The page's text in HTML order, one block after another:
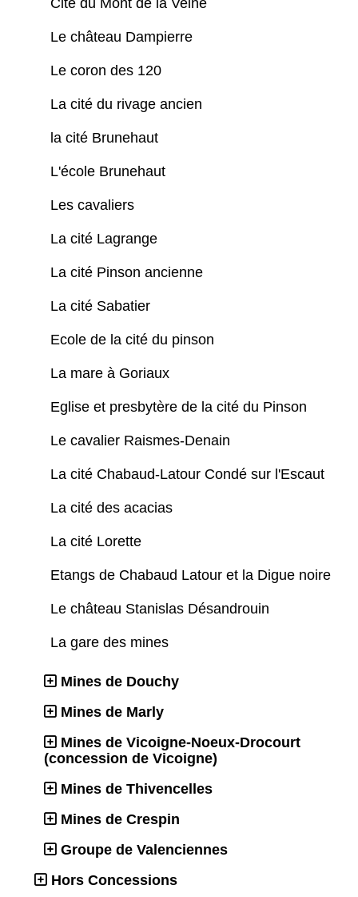
Le château Dampierre
Le coron des 120
La cité du rivage ancien
la cité Brunehaut
L'école Brunehaut
Les cavaliers
La cité Lagrange
La cité Pinson ancienne
La cité Sabatier
Ecole de la cité du pinson
La mare à Goriaux
Eglise et presbytère de la cité du Pinson
Le cavalier Raismes-Denain
La cité Chabaud-Latour Condé sur l'Escaut
La cité des acacias
La cité Lorette
Etangs de Chabaud Latour et la Digue noire
Le château Stanislas Désandrouin
La gare des mines
Mines de Douchy
Mines de Marly
Mines de Vicoigne-Noeux-Drocourt
(concession de Vicoigne)
Mines de Thivencelles
Mines de Crespin
Groupe de Valenciennes
Hors Concessions